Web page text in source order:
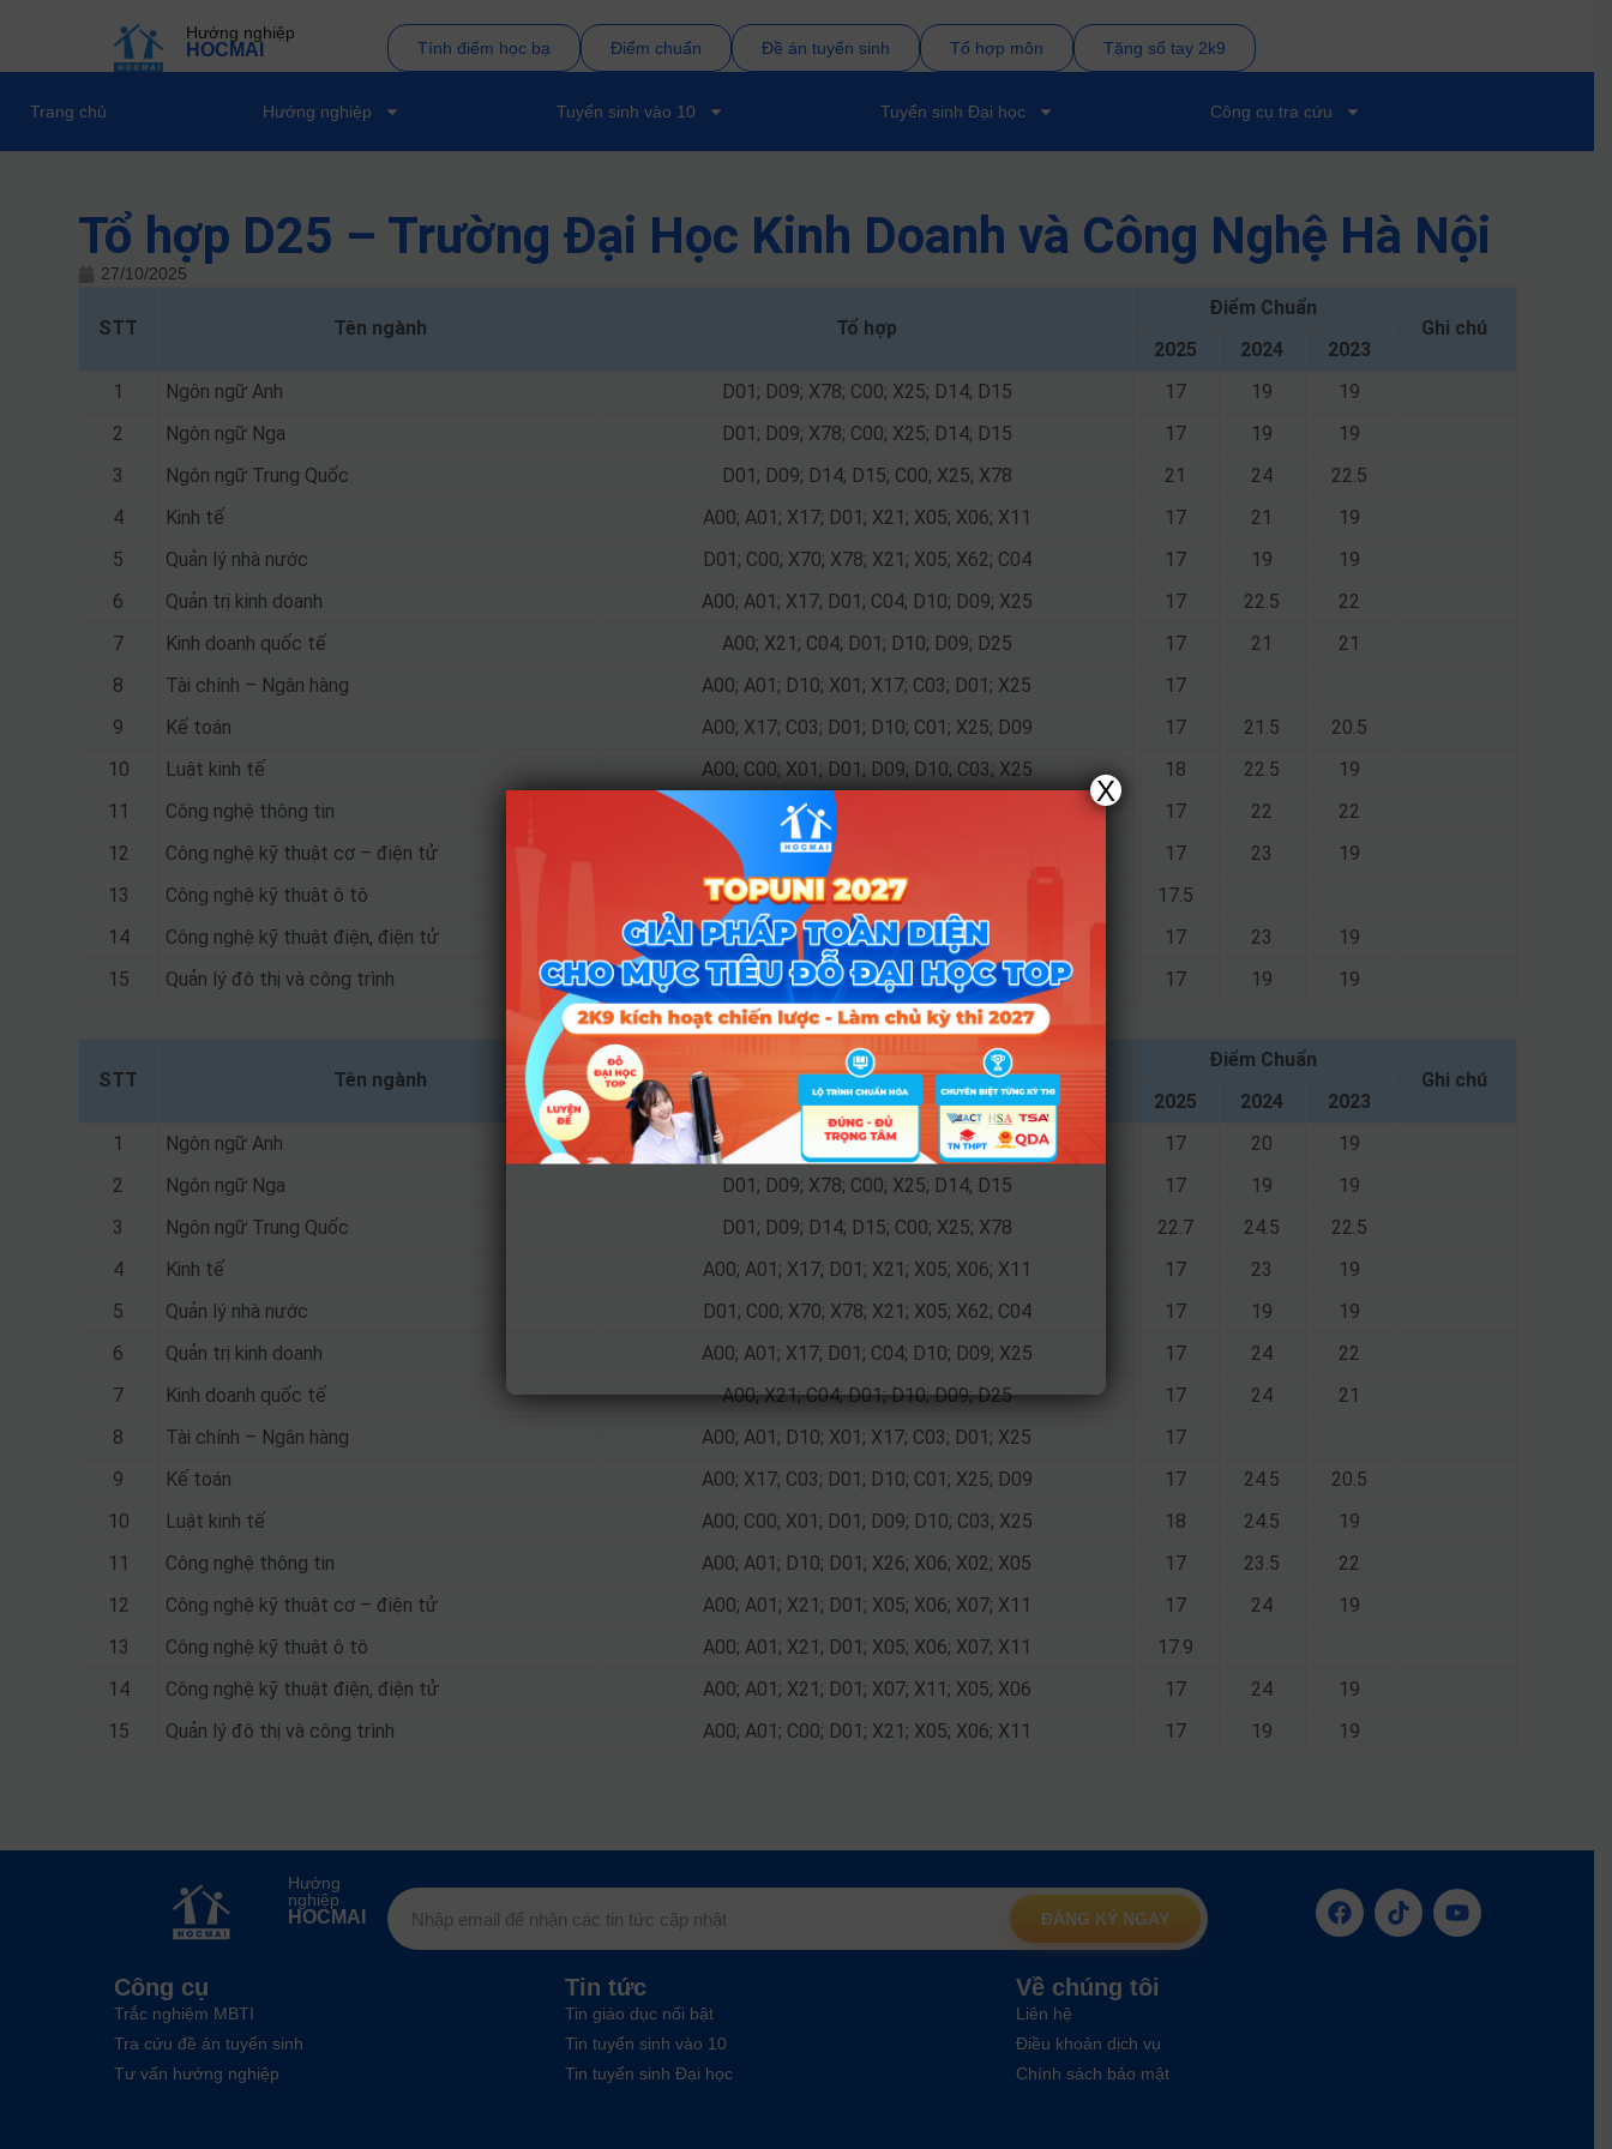
Hướng nghiệp
HOCMAI Tính điểm học bạ Điểm chuẩn Đề án tuyển sinh Tổ hợp môn Tặng sổ tay 2k9
Trang chủ Hướng nghiệp Tuyển sinh vào 10 Tuyển sinh Đại học Công cụ tra cứu
Tổ hợp D25 – Trường Đại Học Kinh Doanh và Công Nghệ Hà Nội
27/10/2025
STT Tên ngành Tổ hợp
Điểm Chuẩn
Ghi chú
2025
2024
2023
1
Ngôn ngữ Anh D01; D09; X78; C00; X25; D14; D15 17 19
19
2
Ngôn ngữ Nga D01; D09; X78; C00; X25; D14; D15 17 19
19
3
Ngôn ngữ Trung Quốc D01; D09; D14; D15; C00; X25; X78 21 24
22.5
4
Kinh tế A00; A01; X17; D01; X21; X05; X06; X11 17 21
19
5
Quản lý nhà nước D01; C00; X70; X78; X21; X05; X62; C04 17 19
19
6
Quản trị kinh doanh A00; A01; X17; D01; C04; D10; D09; X25 17 22.5
22
7
Kinh doanh quốc tế A00; X21; C04; D01; D10; D09; D25 17 21
21
8
Tài chính – Ngân hàng A00; A01; D10; X01; X17; C03; D01; X25
17
9
Kế toán A00; X17; C03; D01; D10; C01; X25; D09 17 21.5
20.5
10
Luật kinh tế A00; C00; X01; D01; D09; D10; C03; X25 18 22.5
19
11
Công nghệ thông tin A00; A01; D10; D01; X26; X06; X02; X05 17 22
22
12
Công nghệ kỹ thuật cơ – điện tử A00; A01; X21; D01; X05; X06; X07; X11 17 23
19
13
Công nghệ kỹ thuật ô tô A00; A01; X21; D01; X05; X06; X07; X11
17.5
14
Công nghệ kỹ thuật điện, điện tử A00; A01; X21; D01; X07; X11; X05; X06 17 23
19
15
Quản lý đô thị và công trình A00; A01; C00; D01; X21; X05; X06; X11 17 19 19
STT Tên ngành Tổ hợp
Điểm Chuẩn
Ghi chú
2025
2024
2023
1
Ngôn ngữ Anh D01; D09; X78; C00; X25; D14; D15 17 20
19
2
Ngôn ngữ Nga D01; D09; X78; C00; X25; D14; D15 17 19
19
3
Ngôn ngữ Trung Quốc D01; D09; D14; D15; C00; X25; X78 22.7 24.5
22.5
4
Kinh tế A00; A01; X17; D01; X21; X05; X06; X11 17 23
19
5
Quản lý nhà nước D01; C00; X70; X78; X21; X05; X62; C04 17 19
19
6
Quản trị kinh doanh A00; A01; X17; D01; C04; D10; D09; X25 17 24
22
7
Kinh doanh quốc tế A00; X21; C04; D01; D10; D09; D25 17 24
21
8
Tài chính – Ngân hàng A00; A01; D10; X01; X17; C03; D01; X25
17
9
Kế toán A00; X17; C03; D01; D10; C01; X25; D09 17 24.5
20.5
10
Luật kinh tế A00; C00; X01; D01; D09; D10; C03; X25 18 24.5
19
11
Công nghệ thông tin A00; A01; D10; D01; X26; X06; X02; X05 17 23.5
22
12
Công nghệ kỹ thuật cơ – điện tử A00; A01; X21; D01; X05; X06; X07; X11 17 24
19
13
Công nghệ kỹ thuật ô tô A00; A01; X21; D01; X05; X06; X07; X11
17.9
14
Công nghệ kỹ thuật điện, điện tử A00; A01; X21; D01; X07; X11; X05; X06 17 24
19
15
Quản lý đô thị và công trình A00; A01; C00; D01; X21; X05; X06; X11 17 19 19
Hướng
nghiệp
HOCMAI ĐĂNG KÝ NGAY
Công cụ
Trắc nghiệm MBTI
Tra cứu đề án tuyển sinh
Tư vấn hướng nghiệp
Tin tức
Tin giáo dục nổi bật
Tin tuyển sinh vào 10
Tin tuyển sinh Đại học
Về chúng tôi
Liên hệ
Điều khoản dịch vụ
Chính sách bảo mật
X